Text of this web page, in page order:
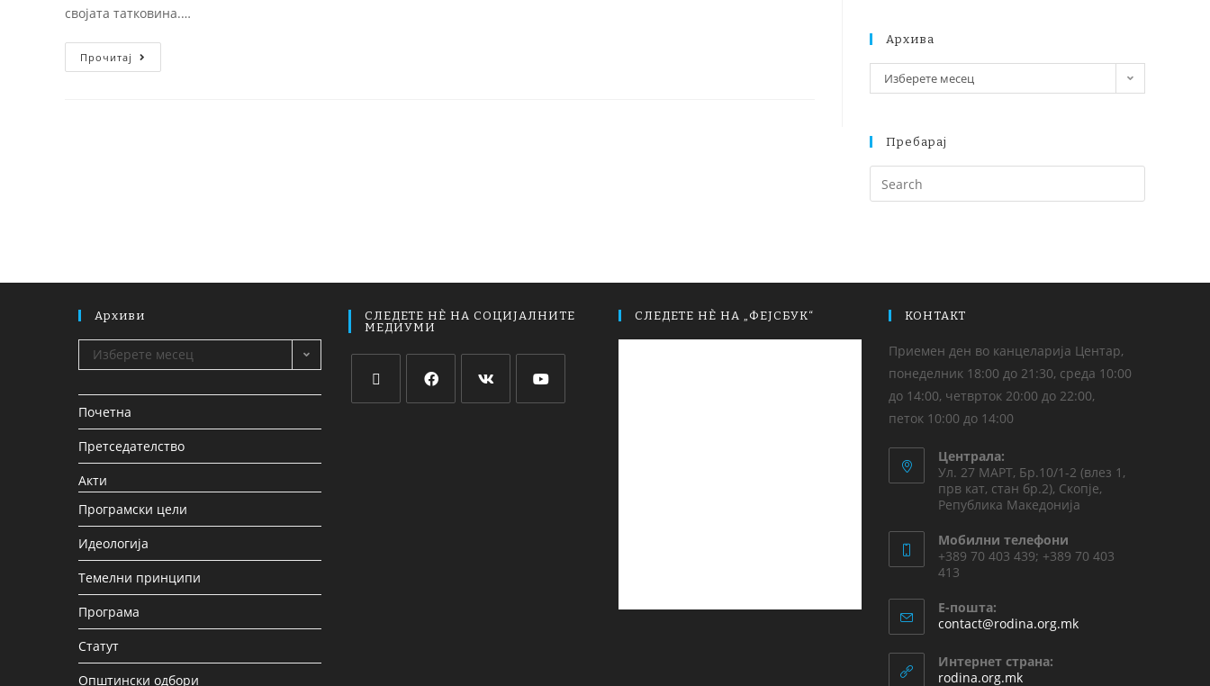
својата татковина.…
Прочитај
Архива
Изберете месец
Пребарај
Архиви
Изберете месец
Почетна
Претседателство
Акти
Програмски цели
Идеологија
Темелни принципи
Програма
Статут
Општински одбори
СЛЕДЕТЕ НЀ НА СОЦИЈАЛНИТЕ
МЕДИУМИ
СЛЕДЕТЕ НЀ НА „ФЕЈСБУК“ КОНТАКТ
Приемен ден во канцеларија Центар,
понеделник 18:00 до 21:30, среда 10:00
до 14:00, четврток 20:00 до 22:00,
петок 10:00 до 14:00
Централа:
Ул. 27 МАРТ, Бр.10/1-2 (влез 1,
прв кат, стан бр.2), Скопје,
Република Македонија
Мобилни телефони
+389 70 403 439; +389 70 403
413
Е-пошта:
contact@rodina.org.mk
Интернет страна:
rodina.org.mk